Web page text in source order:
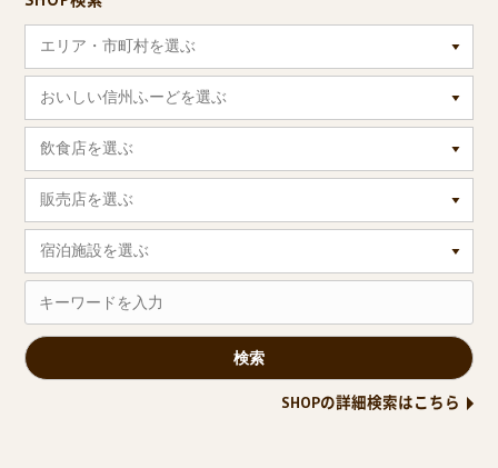
エリア・市町村を選ぶ
おいしい信州ふーどを選ぶ
飲食店を選ぶ
販売店を選ぶ
宿泊施設を選ぶ
SHOPの詳細検索はこちら